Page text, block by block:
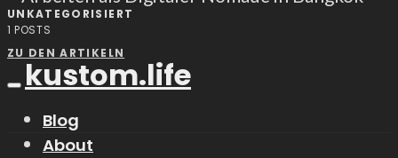
UNKATEGORISIERT
1 POSTS
ZU DEN ARTIKELN
kustom.life
Blog
About